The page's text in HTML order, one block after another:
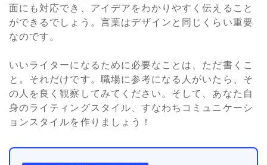
面にも対応でき、アイデアをわかりやすく伝えること
ができるでしょう。言葉はデザインと同じくらい重要
なのです。
いいライターになるために必要なことは、ただ書くこ
と。それだけです。職場に参考になる人がいたら、そ
の人を良く観察してみてください。そして、あなた自
身のライティングスタイル、すなわちコミュニケーシ
ョンスタイルを作りましょう！